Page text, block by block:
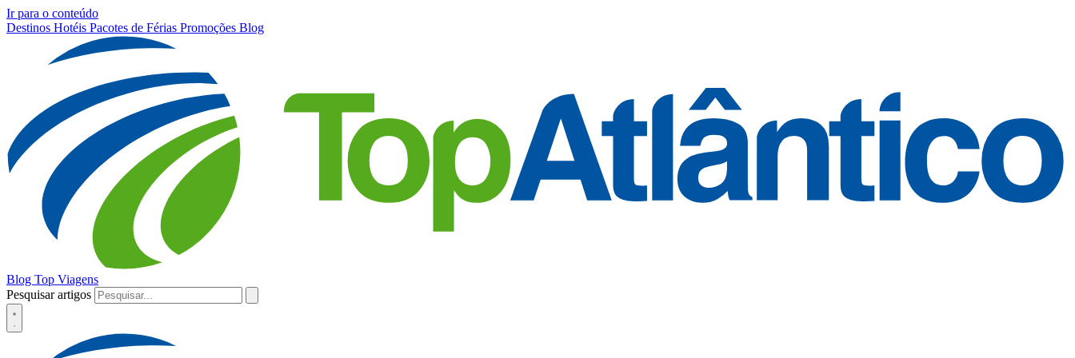
Ir para o conteúdo
Destinos Hotéis Pacotes de Férias Promoções Blog
Blog Top Viagens
Pesquisar artigos